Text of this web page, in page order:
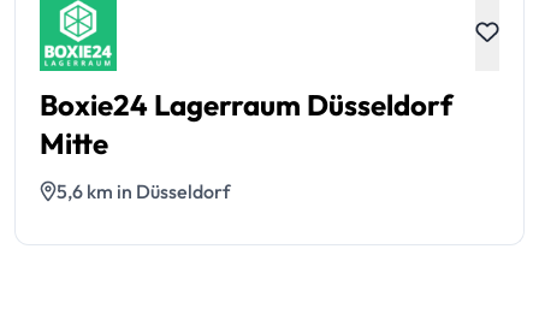
Boxie24 Lagerraum Düsseldorf
Mitte
5,6 km in Düsseldorf